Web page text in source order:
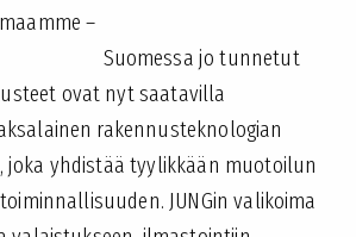
–
jo tunnetut
ovat nyt saatavilla
rakennusteknologian
joka yhdistää tyylikkään muotoilun
JUNGin valikoima